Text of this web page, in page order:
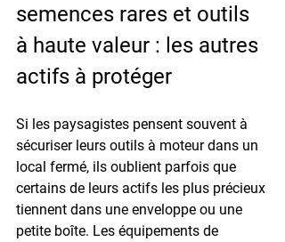
semences rares et outils
à haute valeur : les autres
actifs à protéger
Si les paysagistes pensent souvent à
sécuriser leurs outils à moteur dans un
local fermé, ils oublient parfois que
certains de leurs actifs les plus précieux
tiennent dans une enveloppe ou une
petite boîte. Les équipements de